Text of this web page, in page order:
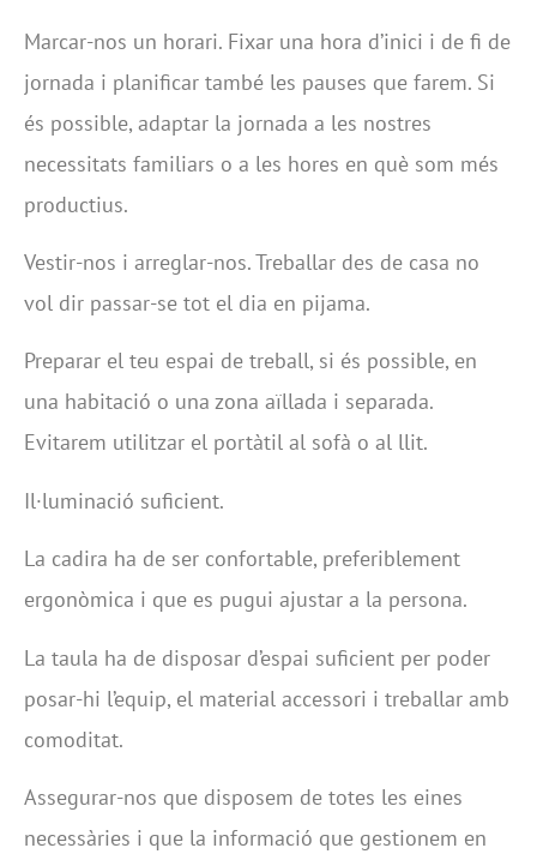
Marcar-nos un horari. Fixar una hora d’inici i de fi de
jornada i planificar també les pauses que farem. Si
és possible, adaptar la jornada a les nostres
necessitats familiars o a les hores en què som més
productius.
Vestir-nos i arreglar-nos. Treballar des de casa no
vol dir passar-se tot el dia en pijama.
Preparar el teu espai de treball, si és possible, en
una habitació o una zona aïllada i separada.
Evitarem utilitzar el portàtil al sofà o al llit.
Il·luminació suficient.
La cadira ha de ser confortable, preferiblement
ergonòmica i que es pugui ajustar a la persona.
La taula ha de disposar d’espai suficient per poder
posar-hi l’equip, el material accessori i treballar amb
comoditat.
Assegurar-nos que disposem de totes les eines
necessàries i que la informació que gestionem en